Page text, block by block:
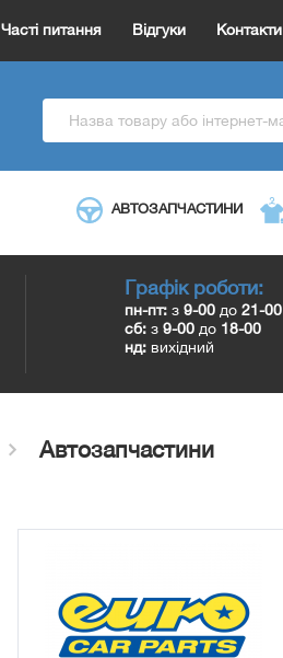
Часті питання Відгуки Контакти
АВТОЗАПЧАСТИНИ
Графік роботи:
пн-пт:з 9-00 до 21-00
сб:з 9-00 до 18-00
нд: вихідний
Автозапчастини